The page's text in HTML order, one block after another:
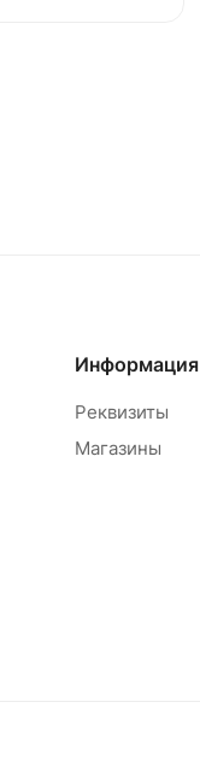
Информация
Реквизиты
Магазины